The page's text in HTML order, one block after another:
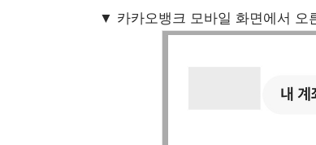
▼ 카카오뱅크 모바일 화면에서 오